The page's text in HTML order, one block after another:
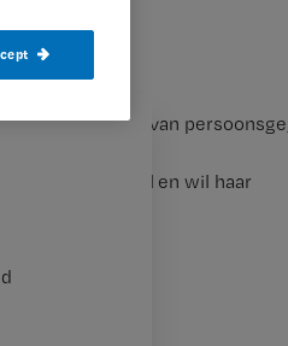
de privacy van
dit wetsvoorstel en wil haar